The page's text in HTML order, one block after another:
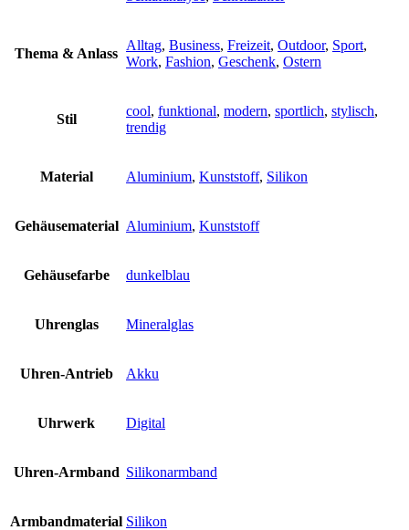
Thema & Anlass
Alltag, Business, Freizeit, Outdoor, Sport,
Work, Fashion, Geschenk, Ostern
Stil
cool, funktional, modern, sportlich, stylisch,
trendig
Material Aluminium, Kunststoff, Silikon
Gehäusematerial Aluminium, Kunststoff
Gehäusefarbe dunkelblau
Uhrenglas Mineralglas
Uhren-Antrieb Akku
Uhrwerk Digital
Uhren-Armband Silikonarmband
Armbandmaterial Silikon